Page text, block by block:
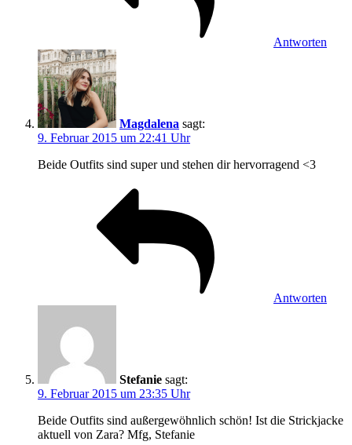
Antworten
Magdalena sagt:
9. Februar 2015 um 22:41 Uhr
Beide Outfits sind super und stehen dir hervorragend <3
Antworten
Stefanie sagt:
9. Februar 2015 um 23:35 Uhr
Beide Outfits sind außergewöhnlich schön! Ist die Strickjacke
aktuell von Zara? Mfg, Stefanie